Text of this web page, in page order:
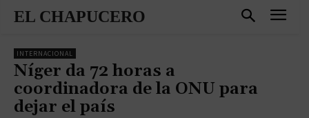
EL CHAPUCERO
INTERNACIONAL
Níger da 72 horas a
coordinadora de la ONU para
dejar el país